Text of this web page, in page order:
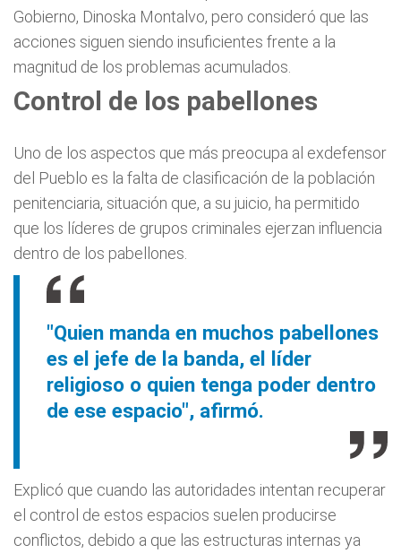
Gobierno, Dinoska Montalvo, pero consideró que las
acciones siguen siendo insuficientes frente a la
magnitud de los problemas acumulados.
Control de los pabellones
Uno de los aspectos que más preocupa al exdefensor
del Pueblo es la falta de clasificación de la población
penitenciaria, situación que, a su juicio, ha permitido
que los líderes de grupos criminales ejerzan influencia
dentro de los pabellones.
"Quien manda en muchos pabellones
es el jefe de la banda, el líder
religioso o quien tenga poder dentro
de ese espacio", afirmó.
Explicó que cuando las autoridades intentan recuperar
el control de estos espacios suelen producirse
conflictos, debido a que las estructuras internas ya